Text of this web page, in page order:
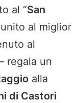
al “San
al miglior
al
regala un
alla
di Castori